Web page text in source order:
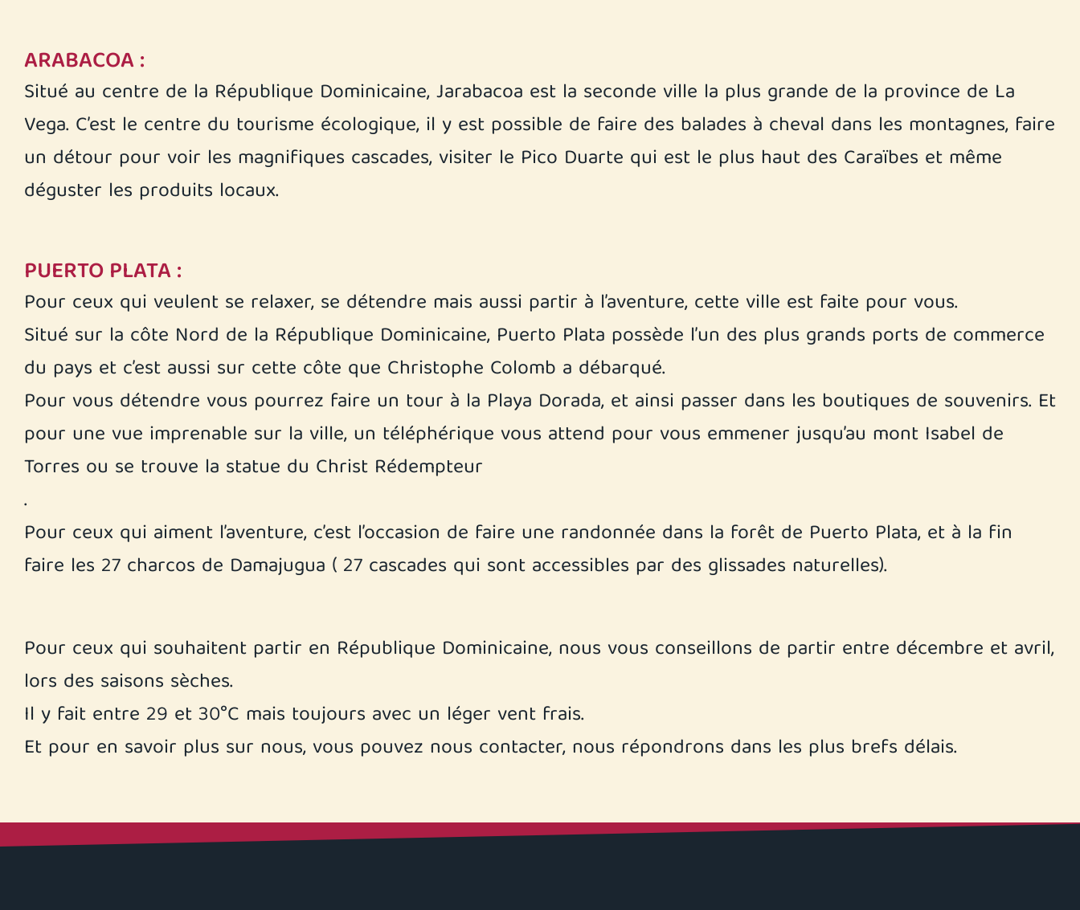
ARABACOA :
Situé au centre de la République Dominicaine, Jarabacoa est la seconde ville la plus grande de la province de La
Vega. C’est le centre du tourisme écologique, il y est possible de faire des balades à cheval dans les montagnes, faire
un détour pour voir les magnifiques cascades, visiter le Pico Duarte qui est le plus haut des Caraïbes et même
déguster les produits locaux.
PUERTO PLATA :
Pour ceux qui veulent se relaxer, se détendre mais aussi partir à l’aventure, cette ville est faite pour vous.
Situé sur la côte Nord de la République Dominicaine, Puerto Plata possède l’un des plus grands ports de commerce
du pays et c’est aussi sur cette côte que Christophe Colomb a débarqué.
Pour vous détendre vous pourrez faire un tour à la Playa Dorada, et ainsi passer dans les boutiques de souvenirs. Et
pour une vue imprenable sur la ville, un téléphérique vous attend pour vous emmener jusqu’au mont Isabel de
Torres ou se trouve la statue du Christ Rédempteur
.
Pour ceux qui aiment l’aventure, c’est l’occasion de faire une randonnée dans la forêt de Puerto Plata, et à la fin
faire les 27 charcos de Damajugua ( 27 cascades qui sont accessibles par des glissades naturelles).
Pour ceux qui souhaitent partir en République Dominicaine, nous vous conseillons de partir entre décembre et avril,
lors des saisons sèches.
Il y fait entre 29 et 30°C mais toujours avec un léger vent frais.
Et pour en savoir plus sur nous, vous pouvez nous contacter, nous répondrons dans les plus brefs délais.